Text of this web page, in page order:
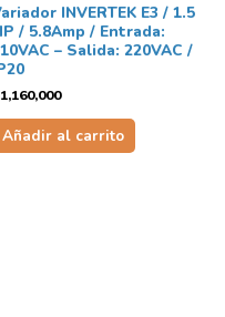
INVERTEK E3 / 1.5
/ 5.8Amp / Entrada:
– Salida: 220VAC /
1,160,000
Añadir al carrito